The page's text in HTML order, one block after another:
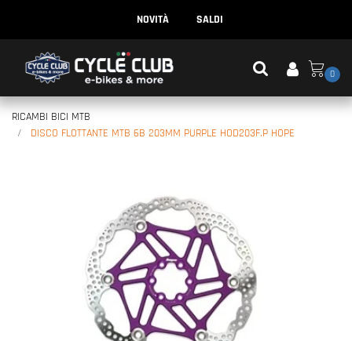
NOVITÀ SALDI
0
RICAMBI BICI MTB
DISCO FLOTTANTE MTB 6B 203MM PURPLE HOD203F.P HOPE